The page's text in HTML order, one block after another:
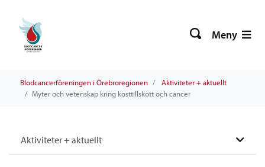
Meny
Blodcancerföreningen i Örebroregionen
Aktiviteter + aktuellt
Myter och vetenskap kring kosttillskott och cancer
Aktiviteter + aktuellt